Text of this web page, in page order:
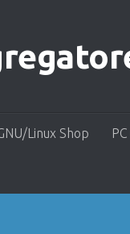
Linux Shop